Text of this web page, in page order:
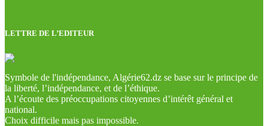
LETTRE DE L’EDITEUR
Symbole de l'indépendance, Algérie62.dz se base sur le principe de
la liberté, l’indépendance, et de l’éthique.
A l’écoute des préoccupations citoyennes d’intérêt général et
national.
Choix difficile mais pas impossible.